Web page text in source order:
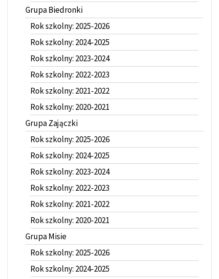
Grupa Biedronki
Rok szkolny: 2025-2026
Rok szkolny: 2024-2025
Rok szkolny: 2023-2024
Rok szkolny: 2022-2023
Rok szkolny: 2021-2022
Rok szkolny: 2020-2021
Grupa Zajączki
Rok szkolny: 2025-2026
Rok szkolny: 2024-2025
Rok szkolny: 2023-2024
Rok szkolny: 2022-2023
Rok szkolny: 2021-2022
Rok szkolny: 2020-2021
Grupa Misie
Rok szkolny: 2025-2026
Rok szkolny: 2024-2025